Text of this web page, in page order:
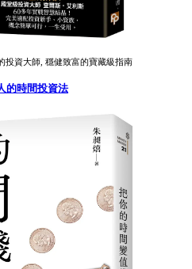
投資大師, 穩健致富的寶藏級指南
的時間投資法